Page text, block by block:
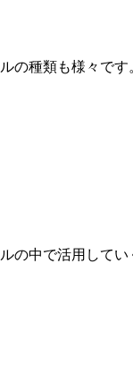
の種類も様々で
の中で活用して